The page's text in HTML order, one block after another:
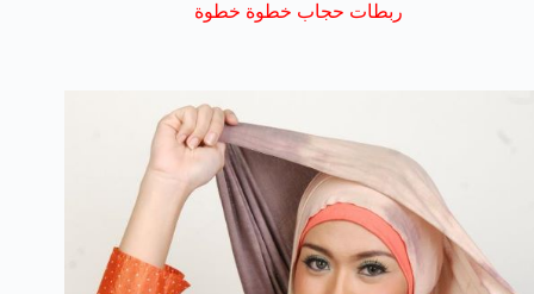
ربطات حجاب خطوة خطوة